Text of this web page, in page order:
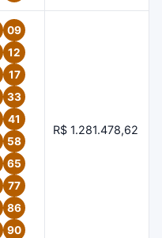
09
12
17
33
41
58
65
77
86
90
R$ 1.281.478,62